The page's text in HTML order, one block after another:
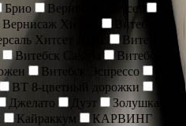
Брио
Вернисаж Хитсет
Хитсет
Витебск
Хитсет Люкс
Витебск
Витебск Сахара
Витебск
Витебск Эспрессо
ВТ 8-цветный дорожки
Джелато Дуэт
Золушка
Кайраккум
КАРВИНГ